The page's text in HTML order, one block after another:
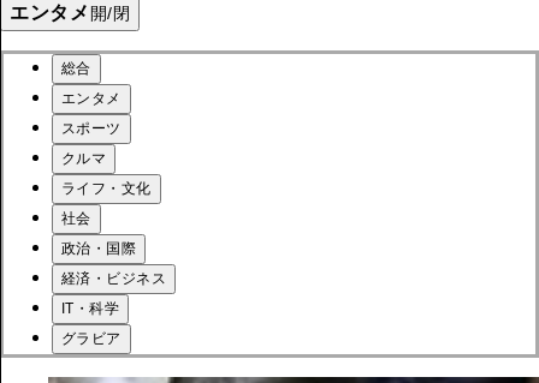
エンタメ 開/閉
総合
エンタメ
スポーツ
クルマ
ライフ・文化
社会
政治・国際
経済・ビジネス
IT・科学
グラビア